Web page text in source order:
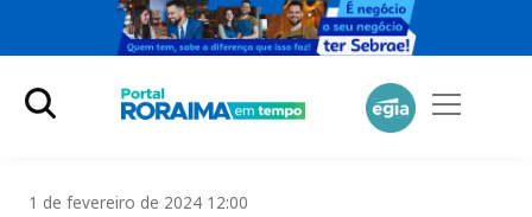
1 de fevereiro de 2024 12:00